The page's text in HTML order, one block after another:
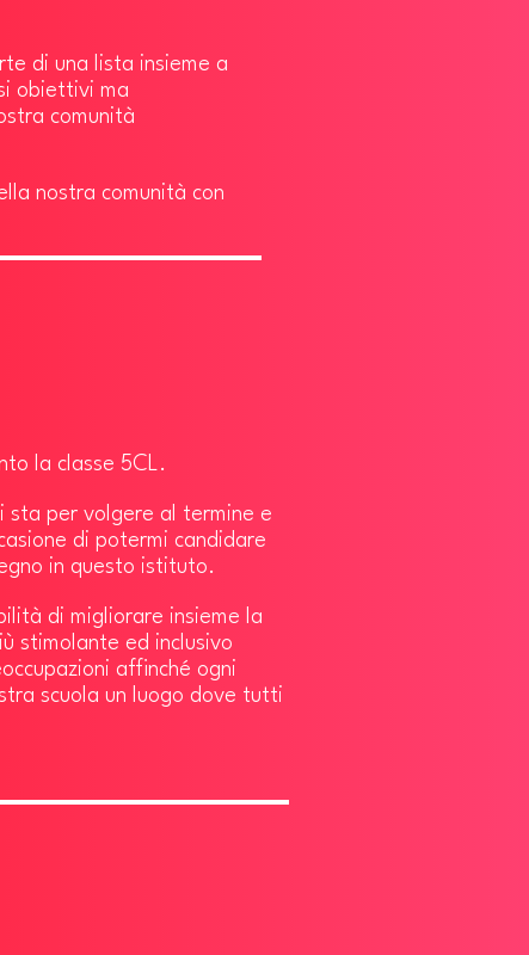
di una lista insieme a
obiettivi ma
comunità
nostra comunità con
la classe 5CL.
sta per volgere al termine e
di potermi candidare
in questo istituto.
di migliorare insieme la
stimolante ed inclusivo
affinché ogni
scuola un luogo dove tutti